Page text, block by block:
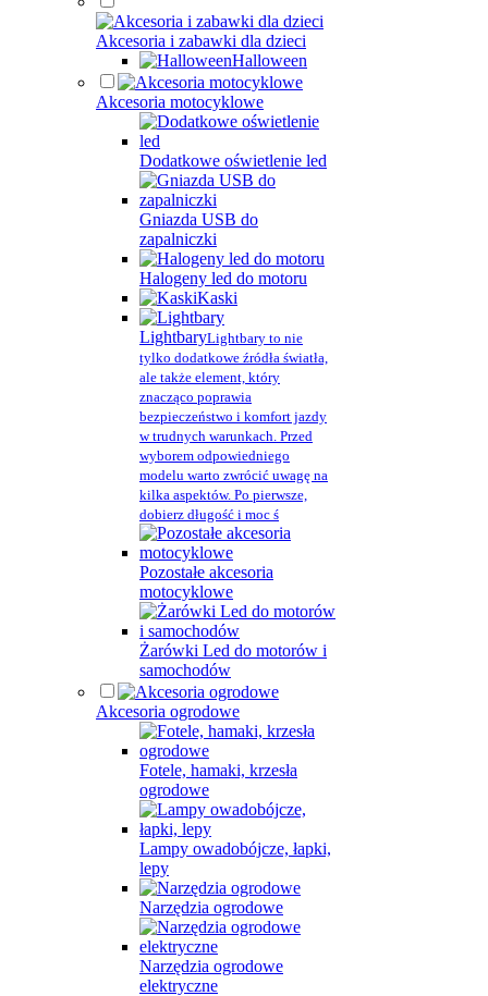
Akcesoria i zabawki dla dzieci
Halloween
Akcesoria motocyklowe
Dodatkowe oświetlenie led
Gniazda USB do
zapalniczki
Halogeny led do motoru
Kaski
LightbaryLightbary to nie
tylko dodatkowe źródła światła,
ale także element, który
znacząco poprawia
bezpieczeństwo i komfort jazdy
w trudnych warunkach. Przed
wyborem odpowiedniego
modelu warto zwrócić uwagę na
kilka aspektów. Po pierwsze,
dobierz długość i moc ś
Pozostałe akcesoria
motocyklowe
Żarówki Led do motorów i
samochodów
Akcesoria ogrodowe
Fotele, hamaki, krzesła
ogrodowe
Lampy owadobójcze, łapki,
lepy
Narzędzia ogrodowe
Narzędzia ogrodowe
elektryczne